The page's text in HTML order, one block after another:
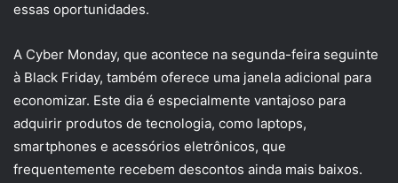
essas oportunidades.
A Cyber Monday, que acontece na segunda-feira seguinte
à Black Friday, também oferece uma janela adicional para
economizar. Este dia é especialmente vantajoso para
adquirir produtos de tecnologia, como laptops,
smartphones e acessórios eletrônicos, que
frequentemente recebem descontos ainda mais baixos.